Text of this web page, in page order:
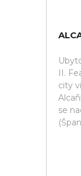
II.
city
se